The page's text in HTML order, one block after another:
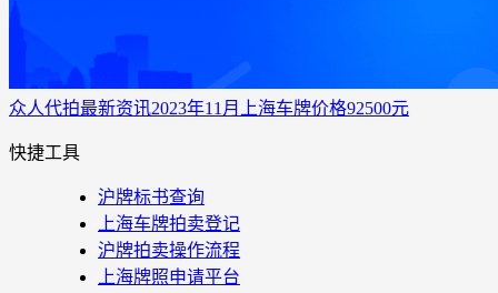
众人代拍最新资讯2023年11月上海车牌价格92500元
快捷工具
沪牌标书查询
上海车牌拍卖登记
沪牌拍卖操作流程
上海牌照申请平台